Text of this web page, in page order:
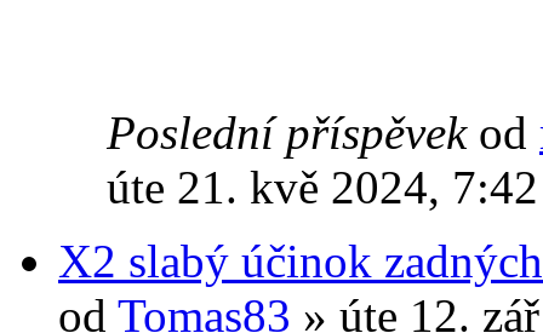
Poslední příspěvek od
úte 21. kvě 2024, 7:42
X2 slabý účinok
od Tomas83 » úte 12.